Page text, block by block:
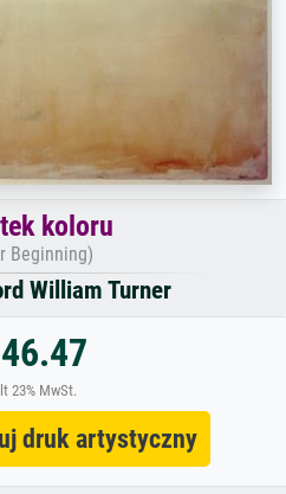
koloru
Beginning)
William Turner
23% MwSt.
druk artystyczny